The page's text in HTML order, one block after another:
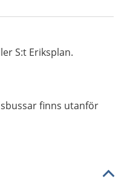
S:t Eriksplan.
finns utanför